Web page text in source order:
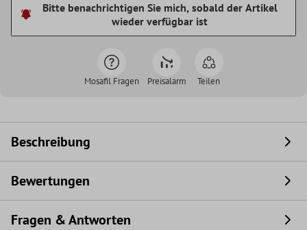
Bitte benachrichtigen Sie mich, sobald der Artikel
wieder verfügbar ist
Mosafil Fragen Preisalarm Teilen
Beschreibung
Bewertungen
Fragen & Antworten